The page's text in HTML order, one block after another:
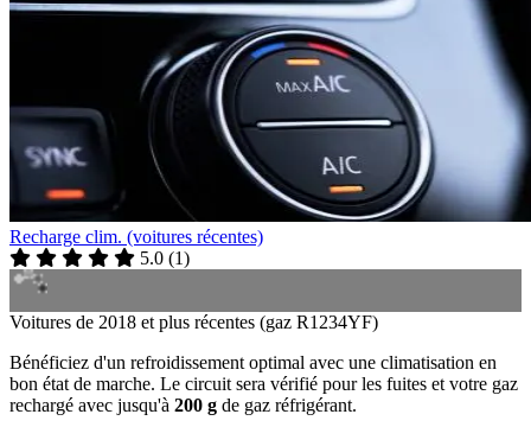
Recharge clim. (voitures récentes)
5.0 (1)
Voitures de 2018 et plus récentes (gaz R1234YF)
Bénéficiez d'un refroidissement optimal avec une climatisation en
bon état de marche. Le circuit sera vérifié pour les fuites et votre gaz
rechargé avec jusqu'à 200 g de gaz réfrigérant.